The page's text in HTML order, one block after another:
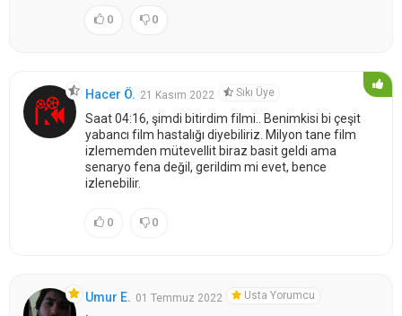
0 0
Hacer Ö. 21 Kasım 2022 Sıkı Üye
Saat 04:16, şimdi bitirdim filmi.. Benimkisi bi çeşit
yabancı film hastalığı diyebiliriz. Milyon tane film
izlememden mütevellit biraz basit geldi ama
senaryo fena değil, gerildim mi evet, bence
izlenebilir.
0 0
Umur E. 01 Temmuz 2022 Usta Yorumcu